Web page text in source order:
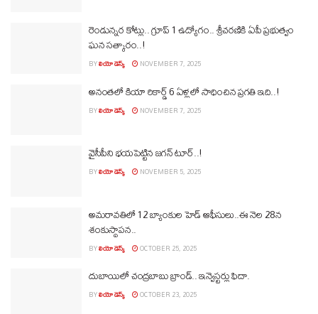
రెండున్నర కోట్లు.. గ్రూప్‌ 1 ఉద్యోగం.. శ్రీచరణికి ఏపీ ప్రభుత్వం
ఘన సత్కారం..!
BYలియో డెస్క్ NOVEMBER 7, 2025
అనంతలో కియా రికార్డ్‌ 6 ఏళ్లలో సాధించిన ప్రగతి ఇది..!
BYలియో డెస్క్ NOVEMBER 7, 2025
వైసీపీని భయపెట్టిన జగన్‌ టూర్‌..!
BYలియో డెస్క్ NOVEMBER 5, 2025
అమరావతిలో 12 బ్యాంకుల హెడ్‌ ఆఫీసులు..ఈ నెల 28న
శంకుస్థాపన..
BYలియో డెస్క్ OCTOBER 25, 2025
దుబాయిలో చంద్రబాబు బ్రాండ్‌.. ఇన్వెస్టర్లు ఫిదా.
BYలియో డెస్క్ OCTOBER 23, 2025